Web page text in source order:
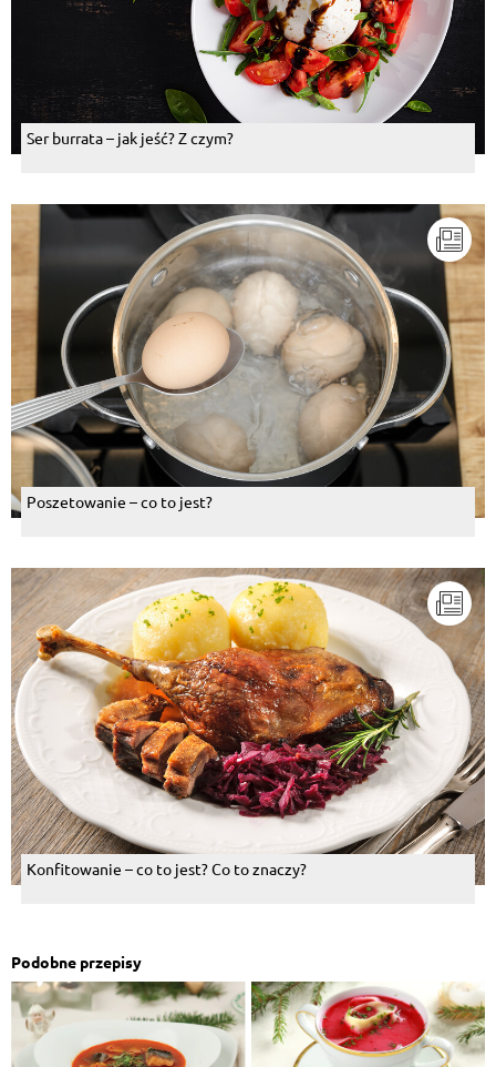
Ser burrata – jak jeść? Z czym?
Poszetowanie – co to jest?
Konfitowanie – co to jest? Co to znaczy?
Podobne przepisy